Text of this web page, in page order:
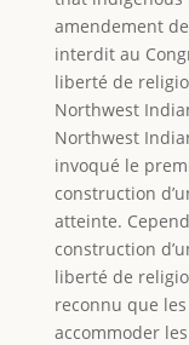
amendement
interdit au
liberté de
Northwest
Northwest
invoqué le
construction
atteinte.
construction
liberté de
reconnu que
accommoder